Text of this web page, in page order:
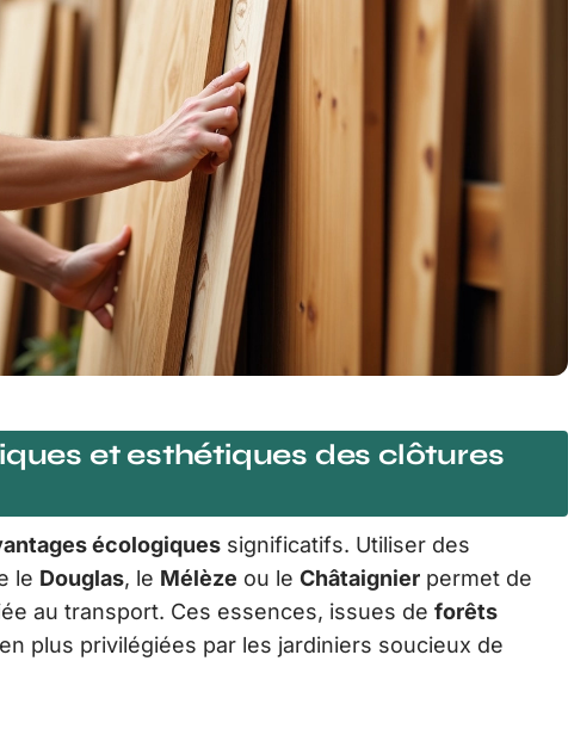
et esthétiques des clôtures
écologiques significatifs. Utiliser des
le Douglas, le Mélèze ou le Châtaignier permet de
au transport. Ces essences, issues de forêts
plus privilégiées par les jardiniers soucieux de